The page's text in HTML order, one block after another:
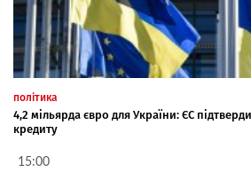
політика
4,2 мільярда євро для України: ЄС
кредиту
15:00